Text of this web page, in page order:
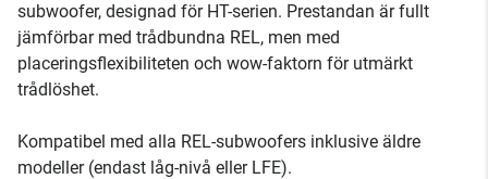
subwoofer, designad för HT-serien. Prestandan är fullt
jämförbar med trådbundna REL, men med
placeringsflexibiliteten och wow-faktorn för utmärkt
trådlöshet.
Kompatibel med alla REL-subwoofers inklusive äldre
modeller (endast låg-nivå eller LFE).